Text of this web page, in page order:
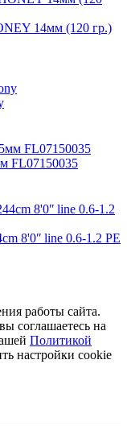
14мм (120 гр.)
FL07150035
8'0ʺ line 0.6-1.2 PE
работы сайта.
соглашаетесь на
Политикой
настройки cookie